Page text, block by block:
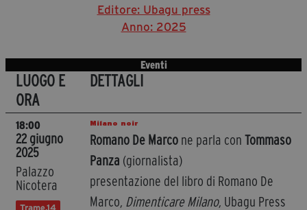
Editore: Ubagu press
Anno: 2025
Eventi
LUOGO E
ORA
DETTAGLI
18:00
22 giugno
2025
Palazzo
Nicotera
Trame.14
Milano noir
Romano De Marco ne parla con Tommaso
Panza (giornalista)
presentazione del libro di Romano De
Marco, Dimenticare Milano, Ubagu Press